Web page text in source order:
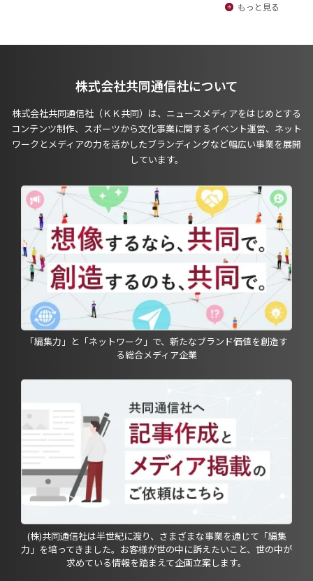
もっと見る
株式会社共同通信社について
株式会社共同通信社（ＫＫ共同）は、ニュースメディアをはじめとする
コンテンツ制作、スポーツから文化事業に関するイベント運営、ネット
ワークとメディアの力を活かしたブランディングなど幅広い事業を展開
しています。
「編集力」と「ネットワーク」で、新たなブランド価値を創造す
る総合メディア企業
(株)共同通信社は半世紀に渡り、さまざまな事業を通じて「編集
力」を培ってきました。お客様が世の中に訴えたいこと、世の中が
求めている情報を踏まえて企画立案します。